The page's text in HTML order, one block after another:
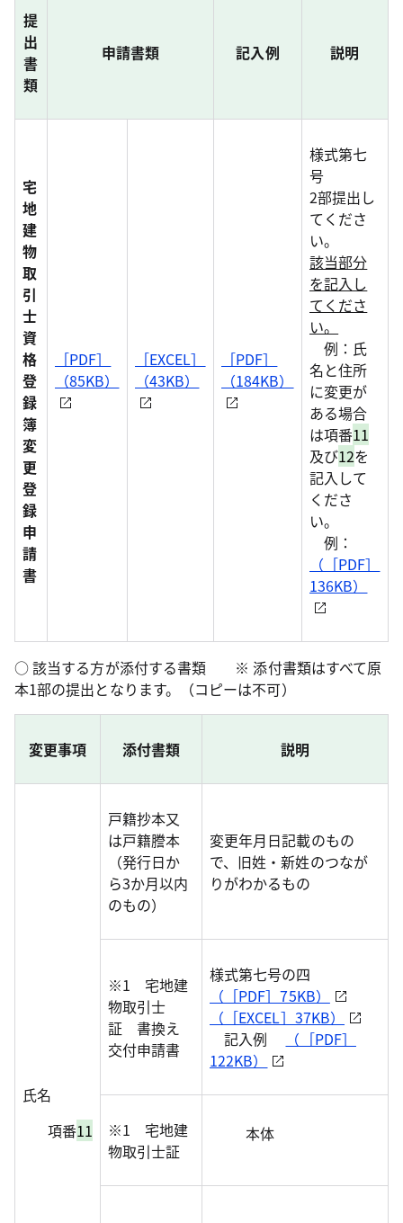
提
出
書
類
申請書類 記入例 説明
宅
地
建
物
取
引
士
資
格
登
録
簿
変
更
登
録
申
請
書
［PDF］
（85KB）
［EXCEL］
（43KB）
［PDF］
（184KB）
様式第七
号
2部提出し
てくださ
い。
該当部分
を記入し
てくださ
い。
例：氏
名と住所
に変更が
ある場合
は項番11
及び12を
記入して
くださ
い。
例：
（［PDF］
136KB）
○ 該当する方が添付する書類 ※ 添付書類はすべて原
本1部の提出となります。（コピーは不可）
変更事項 添付書類 説明
氏名
項番11
戸籍抄本又
は戸籍謄本
（発行日か
ら3か月以内
のもの）
変更年月日記載のもの
で、旧姓・新姓のつなが
りがわかるもの
※1 宅地建
物取引士
証 書換え
交付申請書
様式第七号の四
（［PDF］75KB）
（［EXCEL］37KB）
記入例
（［PDF］
122KB）
※1 宅地建
物取引士証
本体